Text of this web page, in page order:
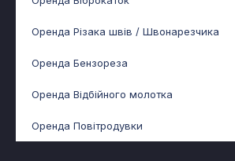
Оренда Різака швів / Швонарезчика
Оренда Бензореза
Оренда Відбійного молотка
Оренда Повітродувки